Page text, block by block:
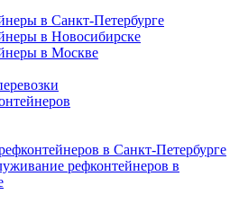
в Санкт-Петербурге
в Новосибирске
в Москве
в Санкт-Петербурге
рефконтейнеров в